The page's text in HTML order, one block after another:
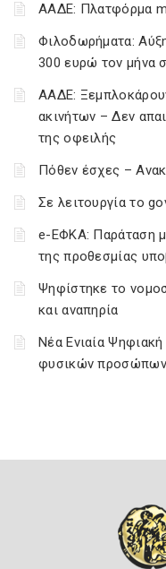
ΑΑΔΕ: Πλατφόρμα
Φιλοδωρήματα:
300 ευρώ τον μήνα
ΑΑΔΕ:
ακινήτων – Δεν
της οφειλής
Πόθεν έσχες –
Σε λειτουργία το
e-ΕΦΚΑ: Παράταση
της προθεσμίας
Ψηφίστηκε το
και αναπηρία
Νέα Ενιαία
φυσικών προσώπων